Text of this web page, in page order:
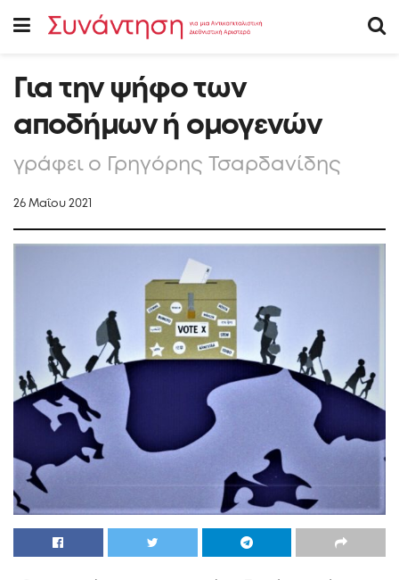
Για την ψήφο των
αποδήμων ή ομογενών
γράφει ο Γρηγόρης Τσαρδανίδης
26 Μαΐου 2021